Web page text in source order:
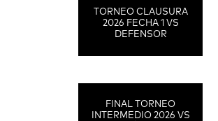
TORNEO CLAUSURA
2026 FECHA 1 VS
DEFENSOR
FINAL TORNEO
INTERMEDIO 2026 VS